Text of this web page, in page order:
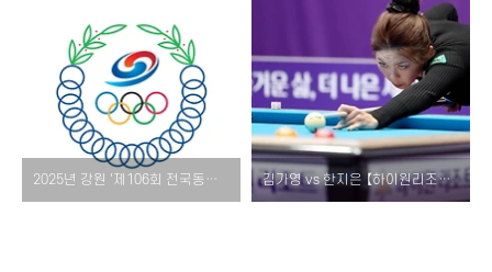
2025년 강원 '제106회 전국동계체육대회' 소개! [동계체전 경기 일정 종목 참가 요강 중계 개최지] 김가영 vs 한지은 【하이원리조트 LPBA 챔피언십】 16강 경기 결과! [대회 일정 8강 대진표 중계 스롱 피아비 임경진 이미래 이우경]